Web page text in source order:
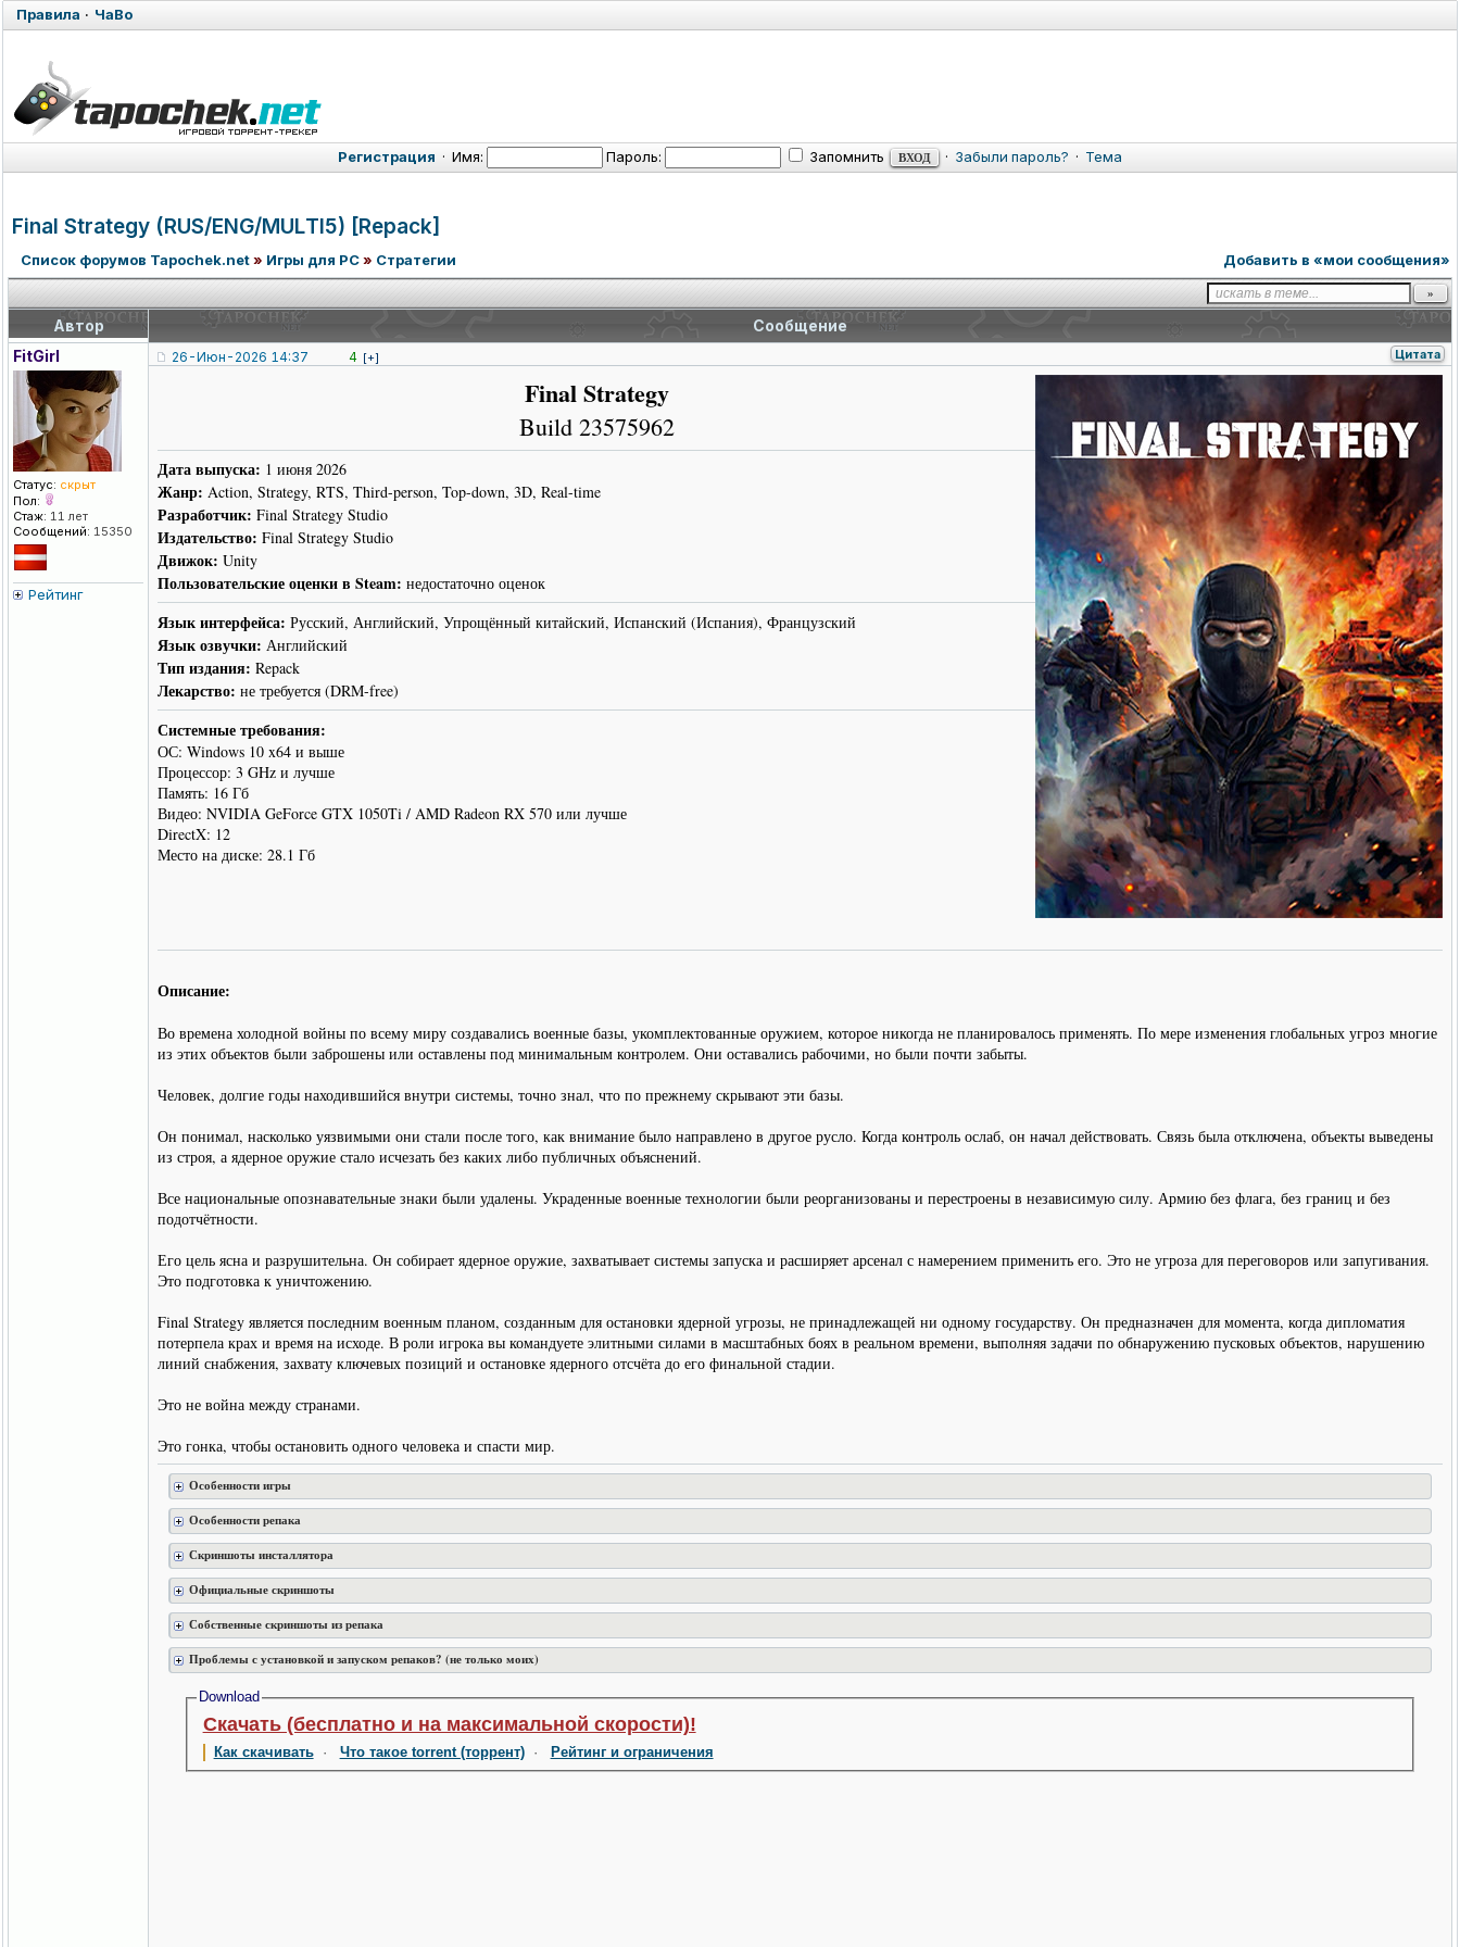
Правила · ЧаВо
Регистрация · Имя: Пароль: Запомнить · Забыли пароль? · Тема
Final Strategy (RUS/ENG/MULTI5) [Repack]
Список форумов Tapochek.net» Игры для PC» Стратегии Добавить в «мои сообщения»
Автор
Сообщение
FitGirl
Статус: скрыт
Пол:
Стаж: 11 лет
Сообщений: 15350
Рейтинг
26-Июн-2026 14:37 4 [+] Цитата
Final Strategy
Build 23575962
Дата выпуска: 1 июня 2026
Жанр: Action, Strategy, RTS, Third-person, Top-down, 3D, Real-time
Разработчик: Final Strategy Studio
Издательство: Final Strategy Studio
Движок: Unity
Пользовательские оценки в Steam: недостаточно оценок
Язык интерфейса: Русский, Английский, Упрощённый китайский, Испанский (Испания), Французский
Язык озвучки: Английский
Тип издания: Repack
Лекарство: не требуется (DRM-free)
Системные требования:
ОС: Windows 10 x64 и выше
Процессор: 3 GHz и лучше
Память: 16 Гб
Видео: NVIDIA GeForce GTX 1050Ti / AMD Radeon RX 570 или лучше
DirectX: 12
Место на диске: 28.1 Гб
Описание:
Во времена холодной войны по всему миру создавались военные базы, укомплектованные оружием, которое никогда не планировалось применять. По мере изменения глобальных угроз многие
из этих объектов были заброшены или оставлены под минимальным контролем. Они оставались рабочими, но были почти забыты.
Человек, долгие годы находившийся внутри системы, точно знал, что по прежнему скрывают эти базы.
Он понимал, насколько уязвимыми они стали после того, как внимание было направлено в другое русло. Когда контроль ослаб, он начал действовать. Связь была отключена, объекты выведены
из строя, а ядерное оружие стало исчезать без каких либо публичных объяснений.
Все национальные опознавательные знаки были удалены. Украденные военные технологии были реорганизованы и перестроены в независимую силу. Армию без флага, без границ и без
подотчётности.
Его цель ясна и разрушительна. Он собирает ядерное оружие, захватывает системы запуска и расширяет арсенал с намерением применить его. Это не угроза для переговоров или запугивания.
Это подготовка к уничтожению.
Final Strategy является последним военным планом, созданным для остановки ядерной угрозы, не принадлежащей ни одному государству. Он предназначен для момента, когда дипломатия
потерпела крах и время на исходе. В роли игрока вы командуете элитными силами в масштабных боях в реальном времени, выполняя задачи по обнаружению пусковых объектов, нарушению
линий снабжения, захвату ключевых позиций и остановке ядерного отсчёта до его финальной стадии.
Это не война между странами.
Это гонка, чтобы остановить одного человека и спасти мир.
Особенности игры
Особенности репака
Скриншоты инсталлятора
Официальные скриншоты
Собственные скриншоты из репака
Проблемы с установкой и запуском репаков? (не только моих)
Download
Скачать (бесплатно и на максимальной скорости)!
Как скачивать· Что такое torrent (торрент)· Рейтинг и ограничения